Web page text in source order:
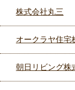
株式会社丸三
オークラヤ住宅
朝日リビング株